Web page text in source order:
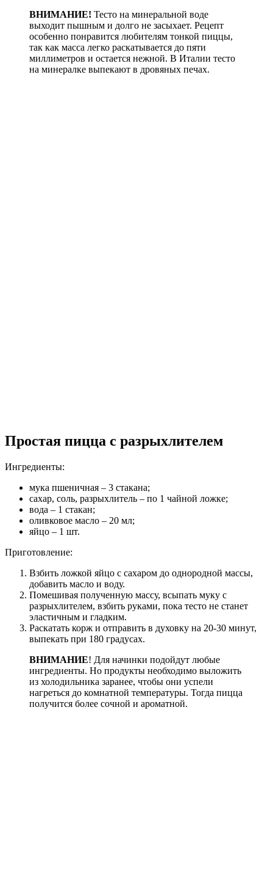
ВНИМАНИЕ! Тесто на минеральной воде
выходит пышным и долго не засыхает. Рецепт
особенно понравится любителям тонкой пиццы,
так как масса легко раскатывается до пяти
миллиметров и остается нежной. В Италии тесто
на минералке выпекают в дровяных печах.
Простая пицца с разрыхлителем
Ингредиенты:
мука пшеничная – 3 стакана;
сахар, соль, разрыхлитель – по 1 чайной ложке;
вода – 1 стакан;
оливковое масло – 20 мл;
яйцо – 1 шт.
Приготовление:
Взбить ложкой яйцо с сахаром до однородной массы,
добавить масло и воду.
Помешивая полученную массу, всыпать муку с
разрыхлителем, взбить руками, пока тесто не станет
эластичным и гладким.
Раскатать корж и отправить в духовку на 20-30 минут,
выпекать при 180 градусах.
ВНИМАНИЕ! Для начинки подойдут любые
ингредиенты. Но продукты необходимо выложить
из холодильника заранее, чтобы они успели
нагреться до комнатной температуры. Тогда пицца
получится более сочной и ароматной.